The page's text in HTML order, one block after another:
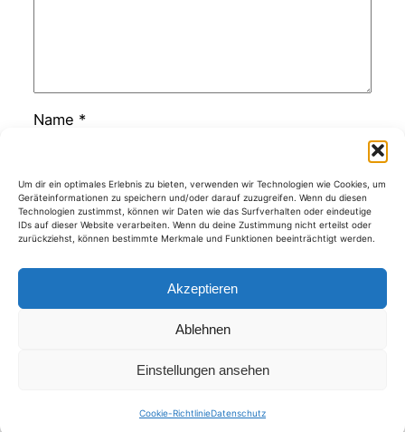
Um dir ein optimales Erlebnis zu bieten, verwenden wir Technologien wie Cookies, um
Geräteinformationen zu speichern und/oder darauf zuzugreifen. Wenn du diesen
Technologien zustimmst, können wir Daten wie das Surfverhalten oder eindeutige
IDs auf dieser Website verarbeiten. Wenn du deine Zustimmung nicht erteilst oder
zurückziehst, können bestimmte Merkmale und Funktionen beeinträchtigt werden.
Akzeptieren
Ablehnen
Einstellungen ansehen
Cookie-RichtlinieDatenschutz
Name *
E-Mail-Adresse*
Website